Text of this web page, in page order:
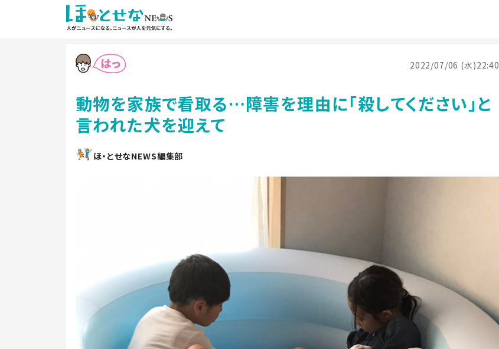
2022/07/06 (水)22:40
動物を家族で看取る…障害を理由に「殺してください」と
言われた犬を迎えて
ほ・とせなNEWS編集部